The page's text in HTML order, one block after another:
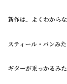
新作は、よくわから
スティール・パンみ
ギターが乗っかるみ